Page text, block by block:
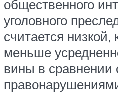
общественного
уголовного
считается низкой,
меньше
вины в сравнении